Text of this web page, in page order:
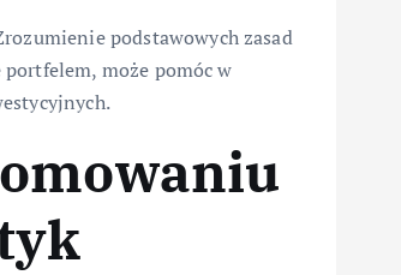
podstawowych zasad
może pomóc w